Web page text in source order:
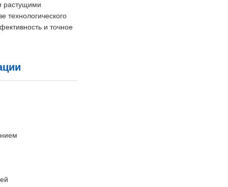
растущими
технологического
и точное